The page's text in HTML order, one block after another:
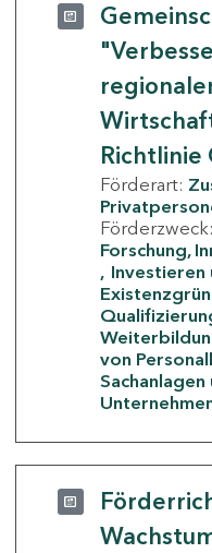
Richtlinie
Förderart:
Förderzweck:
Forschung,
Investieren
von